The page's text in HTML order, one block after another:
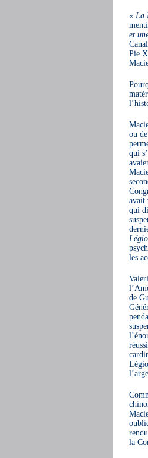
« La
et
Pie
ou
qui
avait
qui
les
de
la